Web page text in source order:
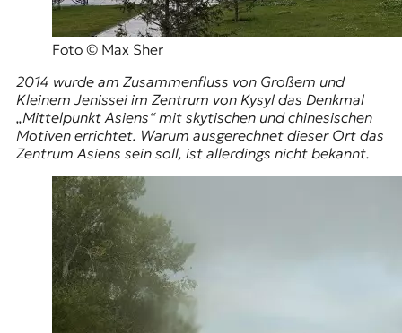
Foto © Max Sher
2014 wurde am Zusammenfluss von Großem und
Kleinem Jenissei im Zentrum von Kysyl das Denkmal
„Mittelpunkt Asiens“ mit skytischen und chinesischen
Motiven errichtet. Warum ausgerechnet dieser Ort das
Zentrum Asiens sein soll, ist allerdings nicht bekannt.